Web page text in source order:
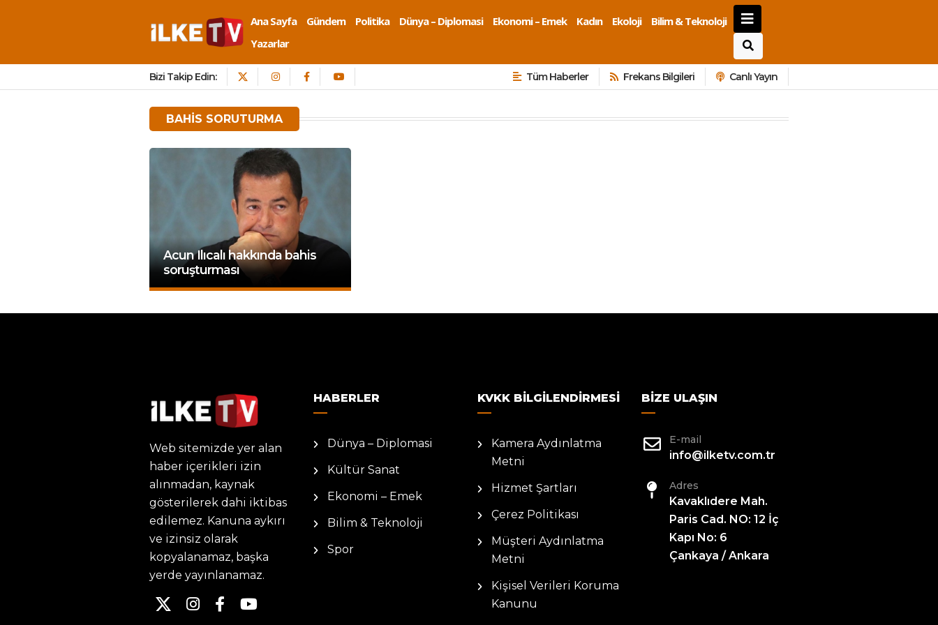
Ana Sayfa Gündem Politika Dünya – Diplomasi Ekonomi – Emek Kadın Ekoloji
Bilim & Teknoloji
Yazarlar
Bizi Takip Edin: Tüm Haberler Frekans Bilgileri Canlı Yayın
BAHIS SORUTURMA
Acun Ilıcalı hakkında bahis
soruşturması
Web sitemizde yer alan
haber içerikleri izin
alınmadan, kaynak
gösterilerek dahi iktibas
edilemez. Kanuna aykırı
ve izinsiz olarak
kopyalanamaz, başka
yerde yayınlanamaz.
HABERLER
Dünya – Diplomasi
Kültür Sanat
Ekonomi – Emek
Bilim & Teknoloji
Spor
KVKK BILGILENDIRMESI
Kamera Aydınlatma
Metni
Hizmet Şartları
Çerez Politikası
Müşteri Aydınlatma
Metni
Kişisel Verileri Koruma
Kanunu
BIZE ULAŞIN
E-mail
info@ilketv.com.tr
Adres
Kavaklıdere Mah.
Paris Cad. NO: 12 İç
Kapı No: 6
Çankaya / Ankara